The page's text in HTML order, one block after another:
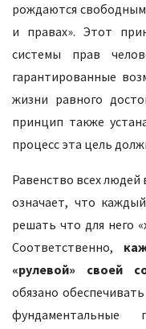
рождаются
и правах». Этот
системы прав
гарантированные
жизни равного
принцип также
процесс эта цель
Равенство всех людей
означает, что
решать что для него
Соответственно,
«рулевой» своей
обязано
фундаментальные